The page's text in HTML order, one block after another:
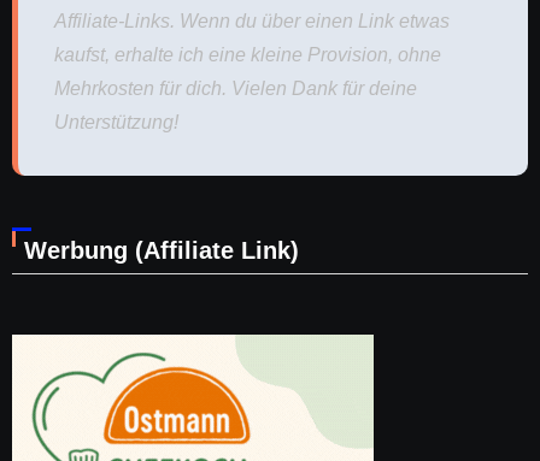
Affiliate-Links. Wenn du über einen Link etwas
kaufst, erhalte ich eine kleine Provision, ohne
Mehrkosten für dich. Vielen Dank für deine
Unterstützung!
Werbung (Affiliate Link)